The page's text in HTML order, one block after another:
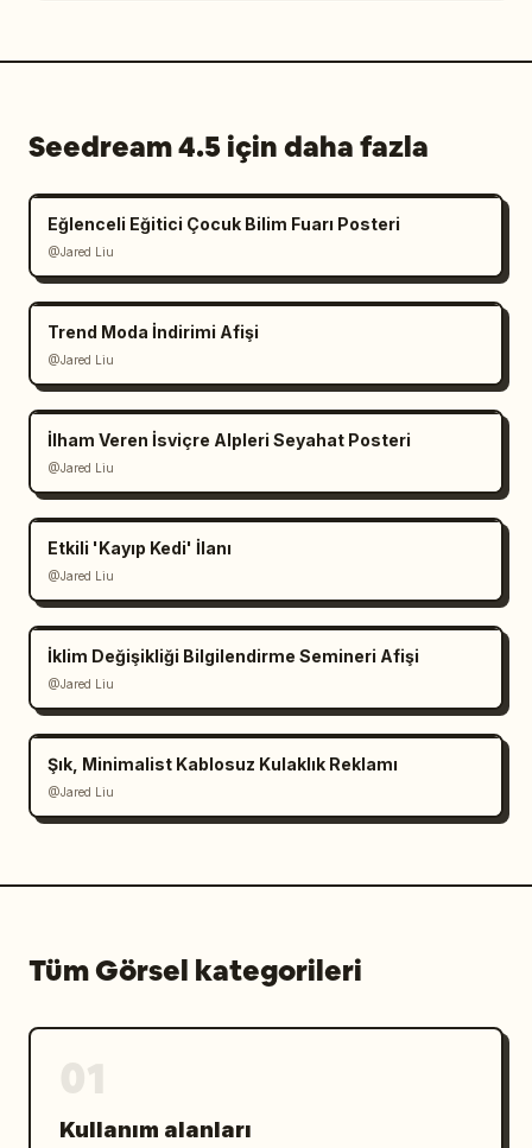
Seedream 4.5 için daha fazla
Eğlenceli Eğitici Çocuk Bilim Fuarı Posteri
@Jared Liu
Trend Moda İndirimi Afişi
@Jared Liu
İlham Veren İsviçre Alpleri Seyahat Posteri
@Jared Liu
Etkili 'Kayıp Kedi' İlanı
@Jared Liu
İklim Değişikliği Bilgilendirme Semineri Afişi
@Jared Liu
Şık, Minimalist Kablosuz Kulaklık Reklamı
@Jared Liu
Tüm Görsel kategorileri
Kullanım alanları